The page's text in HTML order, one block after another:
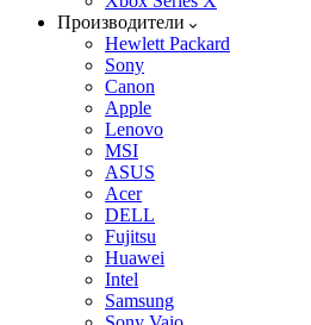
Производители
Hewlett Packard
Sony
Canon
Apple
Lenovo
MSI
ASUS
Acer
DELL
Fujitsu
Huawei
Intel
Samsung